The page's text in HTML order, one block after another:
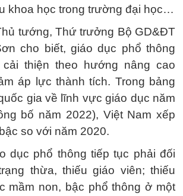
khoa học trong trường đại học…
tướng, Thứ trưởng Bộ GD&ĐT
cho biết, giáo dục phổ thông
thiện theo hướng nâng cao
áp lực thành tích. Trong bảng
gia về lĩnh vực giáo dục năm
bố năm 2022), Việt Nam xếp
so với năm 2020.
dục phổ thông tiếp tục phải đối
thừa, thiếu giáo viên; thiếu
mầm non, bậc phổ thông ở một